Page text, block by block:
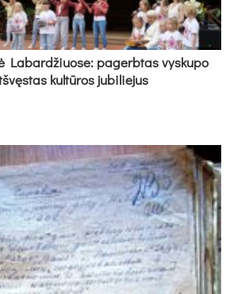
La­bar­džiuo­se: pa­gerb­tas vys­ku­po
kul­tū­ros ju­bi­lie­jus